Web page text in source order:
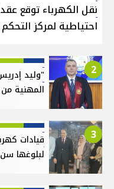
نقل الكهرباء توقع
احتياطية لمركز
2
"وليد
المهنية
3
قيادات
لبلوغها